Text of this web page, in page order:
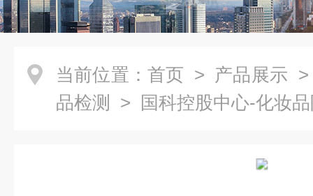
当前位置： 首页 > 产品展示
品检测
> 国科控股中心-化妆